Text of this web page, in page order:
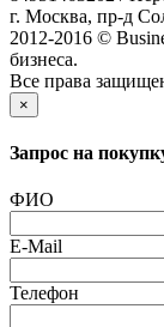
г. Москва, пр-д
2012-2016 ©
бизнеса.
Все права
×
Запрос на
ФИО
E-Mail
Телефон